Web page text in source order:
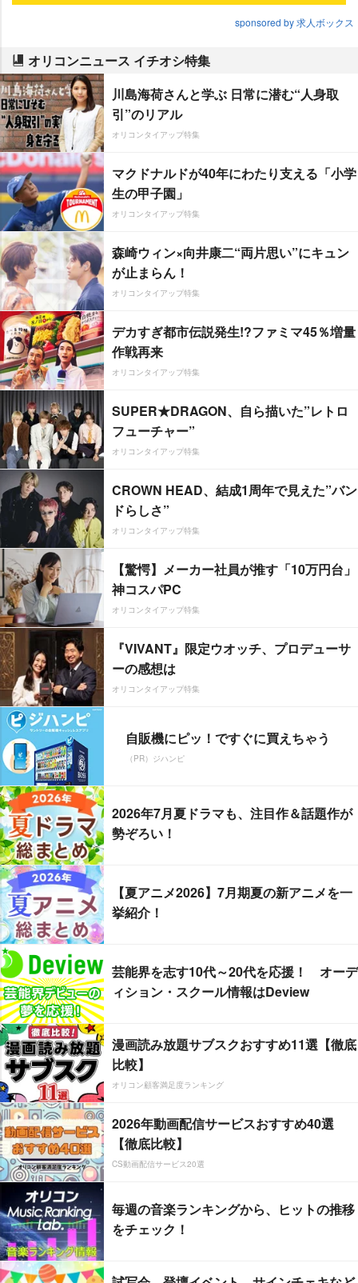
sponsored by 求人ボックス
オリコンニュース イチオシ特集
川島海荷さんと学ぶ 日常に潜む“人身取
引”のリアル
オリコンタイアップ特集
マクドナルドが40年にわたり支える「小学
生の甲子園」
オリコンタイアップ特集
森崎ウィン×向井康二“両片思い”にキュン
が止まらん！
オリコンタイアップ特集
デカすぎ都市伝説発生!?ファミマ45％増量
作戦再来
オリコンタイアップ特集
SUPER★DRAGON、自ら描いた”レトロ
フューチャー”
オリコンタイアップ特集
CROWN HEAD、結成1周年で見えた”バン
ドらしさ”
オリコンタイアップ特集
【驚愕】メーカー社員が推す「10万円台」
神コスパPC
オリコンタイアップ特集
『VIVANT』限定ウオッチ、プロデューサ
ーの感想は
オリコンタイアップ特集
自販機にピッ！ですぐに買えちゃう
（PR）ジハンピ
2026年7月夏ドラマも、注目作＆話題作が
勢ぞろい！
【夏アニメ2026】7月期夏の新アニメを一
挙紹介！
芸能界を志す10代～20代を応援！ オーデ
ィション・スクール情報はDeview
漫画読み放題サブスクおすすめ11選【徹底
比較】
オリコン顧客満足度ランキング
2026年動画配信サービスおすすめ40選
【徹底比較】
CS動画配信サービス20選
毎週の音楽ランキングから、ヒットの推移
をチェック！